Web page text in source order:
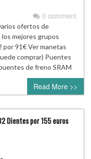
0 comment
ofertos de
mejores grupos
por 91€ Ver manetas
comprar) Puentes
de freno SRAM
Read More >>
Dientes por 155 euros